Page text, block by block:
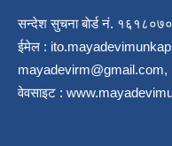
सन्देश सुचना बाेर्ड नं.
ईमेल :
mayadevirm@gmail.com,
वेवसाइट :